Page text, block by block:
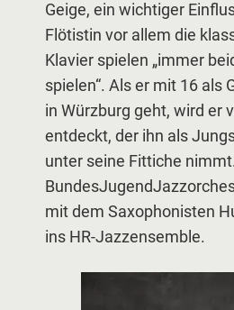
Geige, ein wichtiger
Flötistin vor allem die
Klavier spielen „immer
spielen“. Als er mit 16 als
in Würzburg geht, wird er
entdeckt, der ihn als
unter seine Fittiche
mit dem Saxophonisten
ins HR-Jazzensemble.